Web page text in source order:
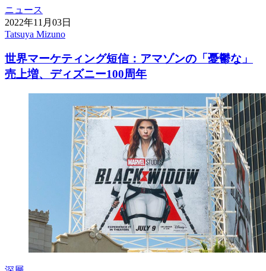
ニュース
2022年11月03日
Tatsuya Mizuno
世界マーケティング短信：アマゾンの「憂鬱な」
売上増、ディズニー100周年